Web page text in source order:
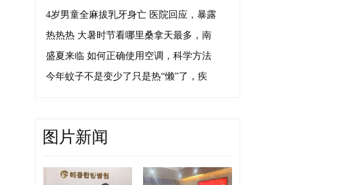
4岁男童全麻拔乳牙身亡 医院回应，暴露
热热热 大暑时节看哪里桑拿天最多，南
盛夏来临 如何正确使用空调，科学方法
今年蚊子不是变少了只是热“懒”了，疾
图片新闻